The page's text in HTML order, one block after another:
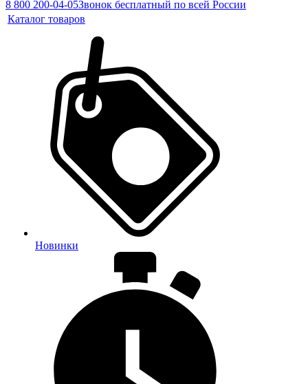
8 800 200-04-05Звонок бесплатный по всей России
Каталог товаров
Новинки